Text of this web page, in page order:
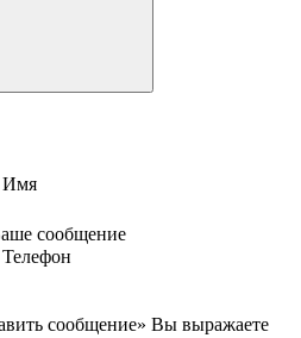
Имя
сообщение
Телефон
сообщение» Вы выражаете